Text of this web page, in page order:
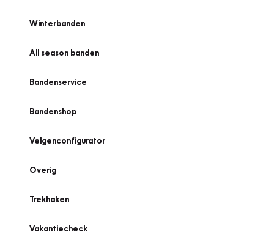
Winterbanden
All season banden
Bandenservice
Bandenshop
Velgenconfigurator
Overig
Trekhaken
Vakantiecheck